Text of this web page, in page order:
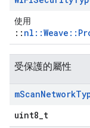
使用
::
受保護的屬性
mScanNetwork
uint8_t